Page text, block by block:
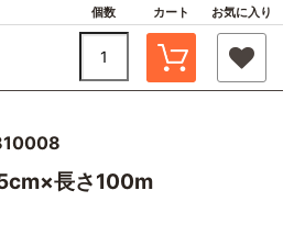
個数 カート お気に入り
長さ100m